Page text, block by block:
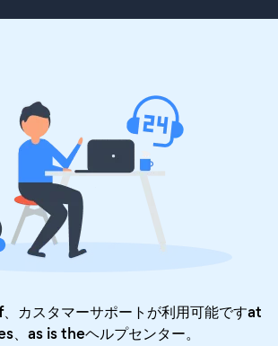
カスタマーサポートが利用可能ですat
、as is theヘルプセンター。